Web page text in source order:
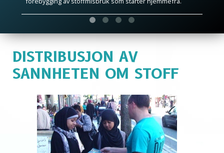
DISTRIBUSJON AV
SANNHETEN OM STOFF